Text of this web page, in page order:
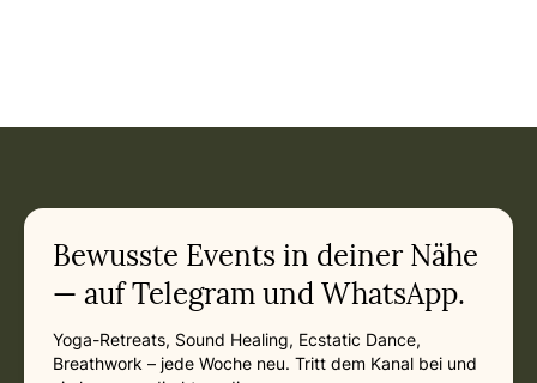
Related appointments
Bewusste Events in deiner Nähe
— auf Telegram und WhatsApp.
Yoga-Retreats, Sound Healing, Ecstatic Dance,
Breathwork – jede Woche neu. Tritt dem Kanal bei und